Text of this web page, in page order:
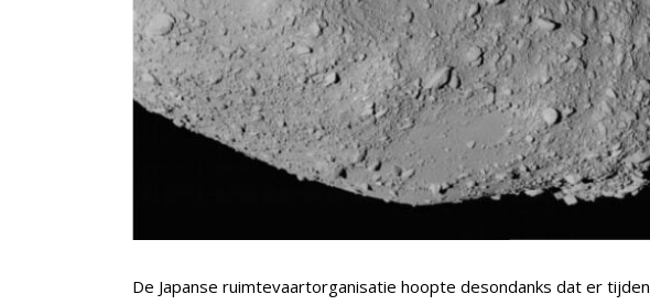
De Japanse ruimtevaartorganisatie hoopte desondanks dat er